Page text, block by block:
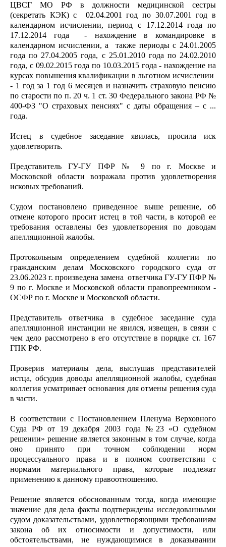
ЦВСГ МО РФ в должности медицинской сестры
(секретать КЭК) с 02.04.2001 год по 30.07.2001 год в
календарном исчислении, период с 17.12.2014 года по
17.12.2014 года - нахождение в командировке в
календарном исчислении, а также периоды с 24.01.2005
года по 27.04.2005 года, с 25.01.2010 года по 24.02.2010
года, с 09.02.2015 года по 10.03.2015 года - нахождение на
курсах повышения квалификации в льготном исчислении
- 1 год за 1 год 6 месяцев и назначить страховую пенсию
по старости по п. 20 ч. 1 ст. 30 Федерального закона РФ №
400-ФЗ "О страховых пенсиях" с даты обращения – с ...
года.
Истец в судебное заседание явилась, просила иск
удовлетворить.
Представитель ГУ-ГУ ПФР № 9 по г. Москве и
Московской области возражала против удовлетворения
исковых требований.
Судом постановлено приведенное выше решение, об
отмене которого просит истец в той части, в которой ее
требования оставлены без удовлетворения по доводам
апелляционной жалобы.
Протокольным определением судебной коллегии по
гражданским делам Московского городского суда от
23.06.2023 г. произведена замена ответчика ГУ-ГУ ПФР №
9 по г. Москве и Московской области правопреемником -
ОСФР по г. Москве и Московской области.
Представитель ответчика в судебное заседание суда
апелляционной инстанции не явился, извещен, в связи с
чем дело рассмотрено в его отсутствие в порядке ст. 167
ГПК РФ.
Проверив материалы дела, выслушав представителей
истца, обсудив доводы апелляционной жалобы, судебная
коллегия усматривает основания для отмены решения суда
в части.
В соответствии с Постановлением Пленума Верховного
Суда РФ от 19 декабря 2003 года №23 «О судебном
решении» решение является законным в том случае, когда
оно принято при точном соблюдении норм
процессуального права и в полном соответствии с
нормами материального права, которые подлежат
применению к данному правоотношению.
Решение является обоснованным тогда, когда имеющие
значение для дела факты подтверждены исследованными
судом доказательствами, удовлетворяющими требованиям
закона об их относимости и допустимости, или
обстоятельствами, не нуждающимися в доказывании